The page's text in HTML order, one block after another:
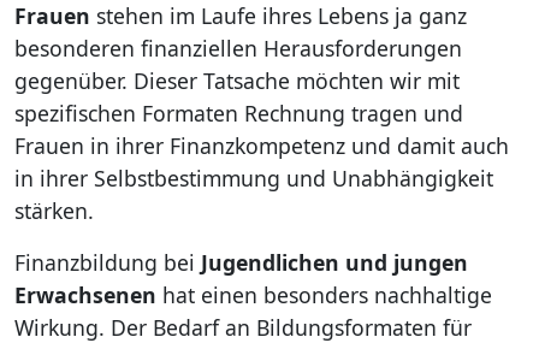
Frauen stehen im Laufe ihres Lebens ja ganz
besonderen finanziellen Herausforderungen
gegenüber. Dieser Tatsache möchten wir mit
spezifischen Formaten Rechnung tragen und
Frauen in ihrer Finanzkompetenz und damit auch
in ihrer Selbstbestimmung und Unabhängigkeit
stärken.
Finanzbildung bei Jugendlichen und jungen
Erwachsenen hat einen besonders nachhaltige
Wirkung. Der Bedarf an Bildungsformaten für